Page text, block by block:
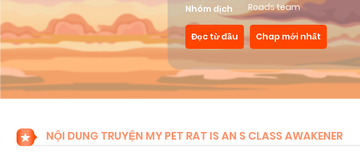
Nhóm dịch
Roads team
Đọc từ đầu Chap mới nhất
NỘI DUNG TRUYỆN MY PET RAT IS AN S CLASS AWAKENER